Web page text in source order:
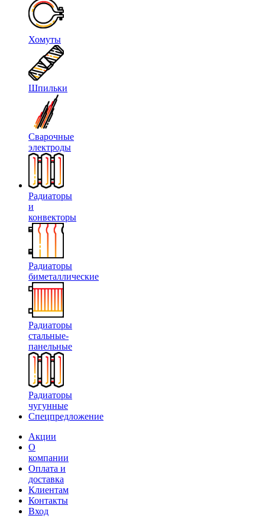
Хомуты
Шпильки
Сварочные
электроды
Радиаторы
и
конвекторы
Радиаторы
биметаллические
Радиаторы
стальные-
панельные
Радиаторы
чугунные
Спецпредложение
Акции
О
компании
Оплата и
доставка
Клиентам
Контакты
Вход